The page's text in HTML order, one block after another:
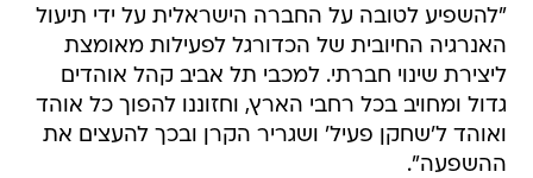
"להשפיע לטובה על החברה הישראלית על ידי תיעול
האנרגיה החיובית של הכדורגל לפעילות מאומצת
ליצירת שינוי חברתי. למכבי תל אביב קהל אוהדים
גדול ומחויב בכל רחבי הארץ, וחזוננו להפוך כל אוהד
ואוהד ל'שחקן פעיל' ושגריר הקרן ובכך להעצים את
ההשפעה".